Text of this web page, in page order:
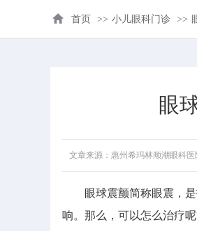
首页 >> 小儿眼科门诊 >>
眼
文章来源：惠州希玛林顺潮眼科医
眼球震颤简称眼震，是
响。那么，可以怎么治疗